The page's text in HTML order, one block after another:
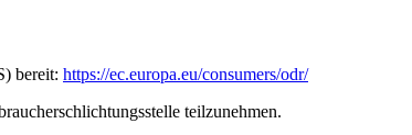
bereit: https://ec.europa.eu/consumers/odr/
teilzunehmen.